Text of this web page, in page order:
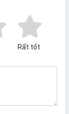
Rất tốt